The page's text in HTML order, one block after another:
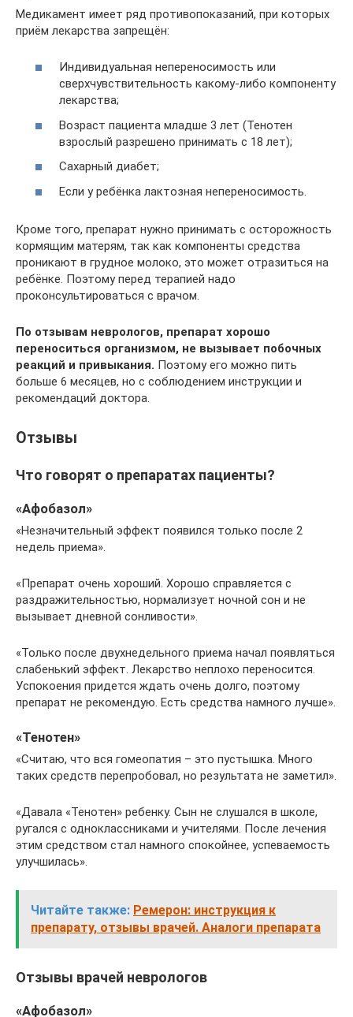
Медикамент имеет ряд противопоказаний, при которых
приём лекарства запрещён:
Индивидуальная непереносимость или
сверхчувствительность какому-либо компоненту
лекарства;
Возраст пациента младше 3 лет (Тенотен
взрослый разрешено принимать с 18 лет);
Сахарный диабет;
Если у ребёнка лактозная непереносимость.
Кроме того, препарат нужно принимать с осторожность
кормящим матерям, так как компоненты средства
проникают в грудное молоко, это может отразиться на
ребёнке. Поэтому перед терапией надо
проконсультироваться с врачом.
По отзывам неврологов, препарат хорошо
переноситься организмом, не вызывает побочных
реакций и привыкания. Поэтому его можно пить
больше 6 месяцев, но с соблюдением инструкции и
рекомендаций доктора.
Отзывы
Что говорят о препаратах пациенты?
«Афобазол»
«Незначительный эффект появился только после 2
недель приема».
«Препарат очень хороший. Хорошо справляется с
раздражительностью, нормализует ночной сон и не
вызывает дневной сонливости».
«Только после двухнедельного приема начал появляться
слабенький эффект. Лекарство неплохо переносится.
Успокоения придется ждать очень долго, поэтому
препарат не рекомендую. Есть средства намного лучше».
«Тенотен»
«Считаю, что вся гомеопатия – это пустышка. Много
таких средств перепробовал, но результата не заметил».
«Давала «Тенотен» ребенку. Сын не слушался в школе,
ругался с одноклассниками и учителями. После лечения
этим средством стал намного спокойнее, успеваемость
улучшилась».
Читайте также: Ремерон: инструкция к
препарату, отзывы врачей. Аналоги препарата
Отзывы врачей неврологов
«Афобазол»